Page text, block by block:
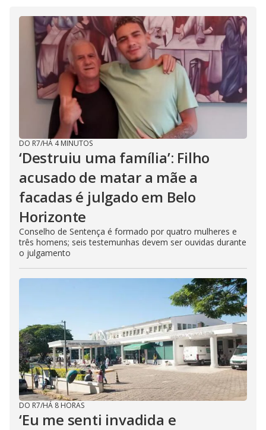
DO R7/HÁ 4 MINUTOS
‘Destruiu uma família’: Filho
acusado de matar a mãe a
facadas é julgado em Belo
Horizonte
Conselho de Sentença é formado por quatro mulheres e
três homens; seis testemunhas devem ser ouvidas durante
o julgamento
DO R7/HÁ 8 HORAS
‘Eu me senti invadida e